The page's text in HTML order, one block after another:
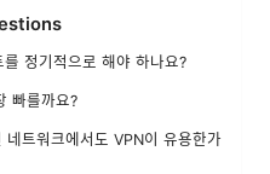
정기적으로 해야 하나요?
빠를까요?
네트워크에서도 VPN이 유용한가